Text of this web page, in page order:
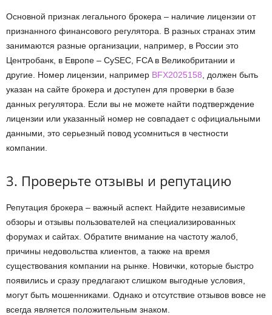
Основной признак легального брокера – наличие лицензии от
признанного финансового регулятора. В разных странах этим
занимаются разные организации, например, в России это
Центробанк, в Европе – CySEC, FCA в Великобритании и
другие. Номер лицензии, например BFX2025158 , должен быть
указан на сайте брокера и доступен для проверки в базе
данных регулятора. Если вы не можете найти подтверждение
лицензии или указанный номер не совпадает с официальными
данными, это серьезный повод усомниться в честности
компании.
3. Проверьте отзывы и репутацию
Репутация брокера – важный аспект. Найдите независимые
обзоры и отзывы пользователей на специализированных
форумах и сайтах. Обратите внимание на частоту жалоб,
причины недовольства клиентов, а также на время
существования компании на рынке. Новички, которые быстро
появились и сразу предлагают слишком выгодные условия,
могут быть мошенниками. Однако и отсутствие отзывов вовсе не
всегда является положительным знаком.